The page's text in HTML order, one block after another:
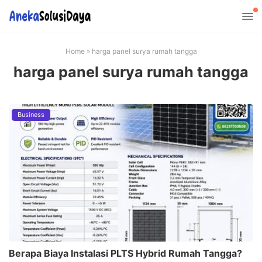
Home» harga panel surya rumah tangga
harga panel surya rumah tangga
Business
Berapa Biaya Instalasi PLTS Hybrid Rumah Tangga?